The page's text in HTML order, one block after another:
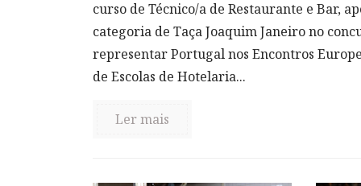
curso de Técnico/a de Restaurante e Bar,
categoria de Taça Joaquim Janeiro no
representar Portugal nos Encontros
de Escolas de Hotelaria...
Ler mais